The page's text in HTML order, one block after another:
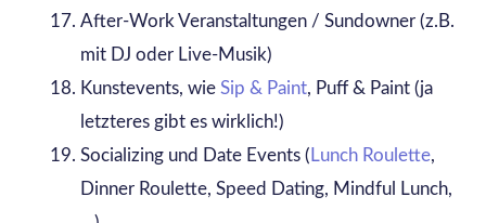
After-Work Veranstaltungen / Sundowner (z.B.
mit DJ oder Live-Musik)
Kunstevents, wie Sip & Paint, Puff & Paint (ja
letzteres gibt es wirklich!)
Socializing und Date Events ( Lunch Roulette,
Dinner Roulette, Speed Dating, Mindful Lunch,